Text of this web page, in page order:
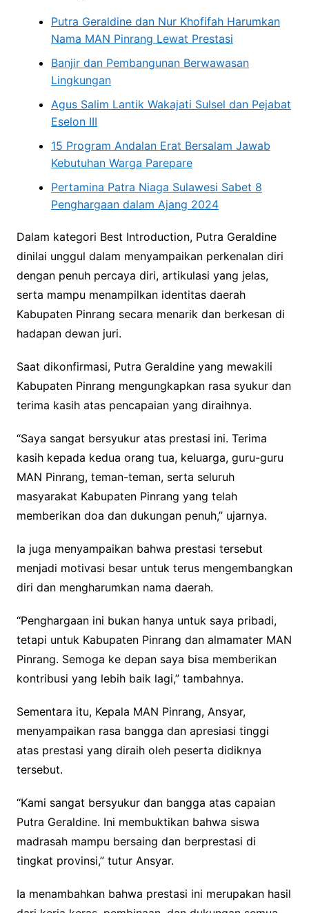
Putra Geraldine dan Nur Khofifah Harumkan
Nama MAN Pinrang Lewat Prestasi
Banjir dan Pembangunan Berwawasan
Lingkungan
Agus Salim Lantik Wakajati Sulsel dan Pejabat
Eselon III
15 Program Andalan Erat Bersalam Jawab
Kebutuhan Warga Parepare
Pertamina Patra Niaga Sulawesi Sabet 8
Penghargaan dalam Ajang 2024
Dalam kategori Best Introduction, Putra Geraldine
dinilai unggul dalam menyampaikan perkenalan diri
dengan penuh percaya diri, artikulasi yang jelas,
serta mampu menampilkan identitas daerah
Kabupaten Pinrang secara menarik dan berkesan di
hadapan dewan juri.
Saat dikonfirmasi, Putra Geraldine yang mewakili
Kabupaten Pinrang mengungkapkan rasa syukur dan
terima kasih atas pencapaian yang diraihnya.
“Saya sangat bersyukur atas prestasi ini. Terima
kasih kepada kedua orang tua, keluarga, guru-guru
MAN Pinrang, teman-teman, serta seluruh
masyarakat Kabupaten Pinrang yang telah
memberikan doa dan dukungan penuh,” ujarnya.
Ia juga menyampaikan bahwa prestasi tersebut
menjadi motivasi besar untuk terus mengembangkan
diri dan mengharumkan nama daerah.
“Penghargaan ini bukan hanya untuk saya pribadi,
tetapi untuk Kabupaten Pinrang dan almamater MAN
Pinrang. Semoga ke depan saya bisa memberikan
kontribusi yang lebih baik lagi,” tambahnya.
Sementara itu, Kepala MAN Pinrang, Ansyar,
menyampaikan rasa bangga dan apresiasi tinggi
atas prestasi yang diraih oleh peserta didiknya
tersebut.
“Kami sangat bersyukur dan bangga atas capaian
Putra Geraldine. Ini membuktikan bahwa siswa
madrasah mampu bersaing dan berprestasi di
tingkat provinsi,” tutur Ansyar.
Ia menambahkan bahwa prestasi ini merupakan hasil